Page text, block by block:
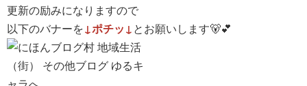
更新の励みになりますので
以下のバナーを↓ポチッ↓とお願いします🐻💕